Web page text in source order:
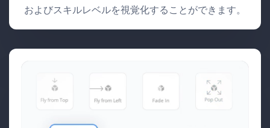
およびスキルレベルを視覚化することができます。